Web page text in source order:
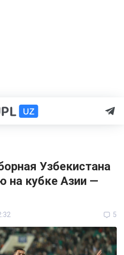
Узбекистана
на кубке Азии —
5